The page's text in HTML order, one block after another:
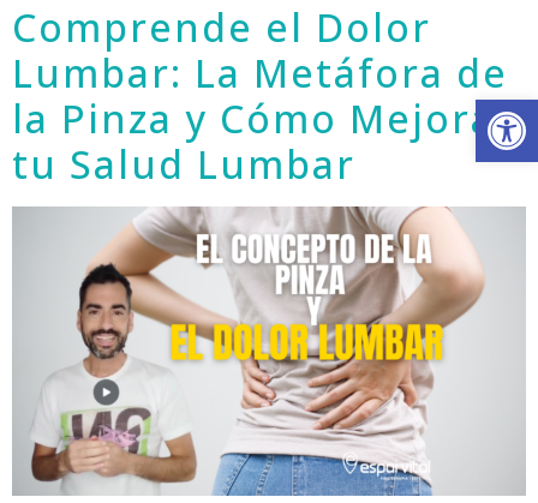
Comprende el Dolor
Lumbar: La Metáfora de
la Pinza y Cómo Mejorar
tu Salud Lumbar